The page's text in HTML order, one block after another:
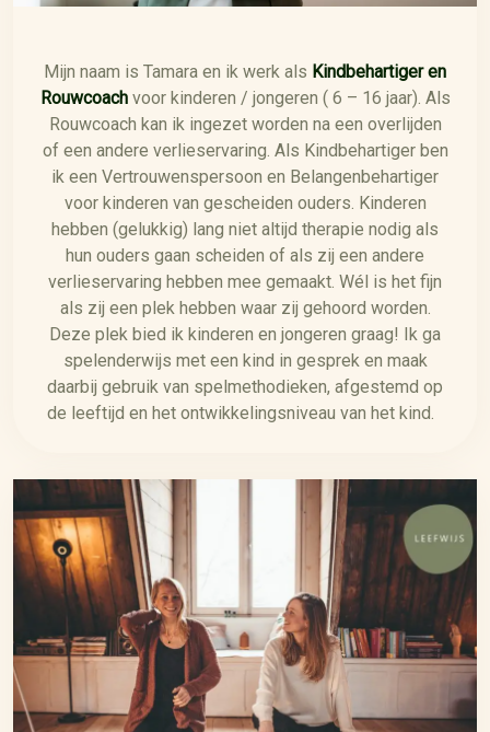
Mijn naam is Tamara en ik werk als Kindbehartiger en
Rouwcoachvoor kinderen / jongeren ( 6 – 16 jaar). Als
Rouwcoach kan ik ingezet worden na een overlijden
of een andere verlieservaring. Als Kindbehartiger ben
ik een Vertrouwenspersoon en Belangenbehartiger
voor kinderen van gescheiden ouders. Kinderen
hebben (gelukkig) lang niet altijd therapie nodig als
hun ouders gaan scheiden of als zij een andere
verlieservaring hebben mee gemaakt. Wél is het fijn
als zij een plek hebben waar zij gehoord worden.
Deze plek bied ik kinderen en jongeren graag! Ik ga
spelenderwijs met een kind in gesprek en maak
daarbij gebruik van spelmethodieken, afgestemd op
de leeftijd en het ontwikkelingsniveau van het kind.